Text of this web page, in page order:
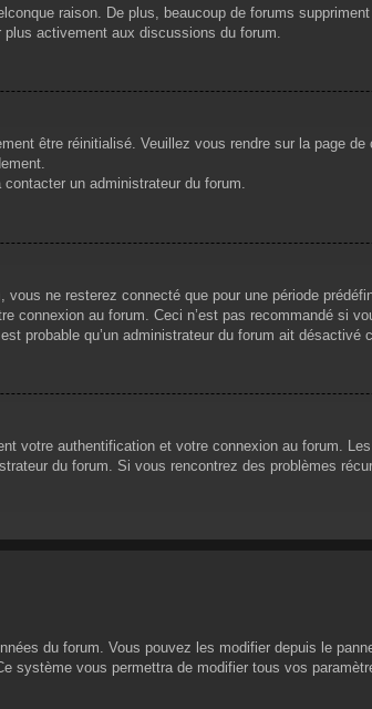
raison. De plus, beaucoup de forums
activement aux discussions du forum.
être réinitialisé. Veuillez vous rendre sur la page
un administrateur du forum.
ne resterez connecté que pour une période
au forum. Ceci n’est pas recommandé si
probable qu’un administrateur du forum ait désactivé
votre authentification et votre connexion au forum.
du forum. Si vous rencontrez des problèmes
du forum. Vous pouvez les modifier depuis le
système vous permettra de modifier tous vos